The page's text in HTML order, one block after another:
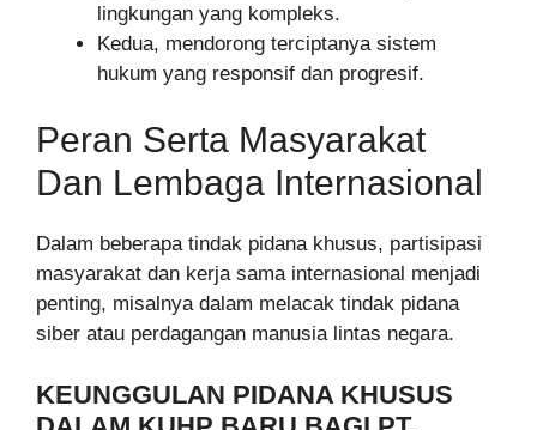
lingkungan yang kompleks.
Kedua, mendorong terciptanya sistem
hukum yang responsif dan progresif.
Peran Serta Masyarakat
Dan Lembaga Internasional
Dalam beberapa tindak pidana khusus, partisipasi
masyarakat dan kerja sama internasional menjadi
penting, misalnya dalam melacak tindak pidana
siber atau perdagangan manusia lintas negara.
KEUNGGULAN PIDANA KHUSUS